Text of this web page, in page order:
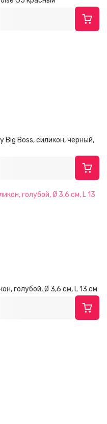
Big Boss, силикон, черный,
голубой, Ø 3,6 см, L 13 см